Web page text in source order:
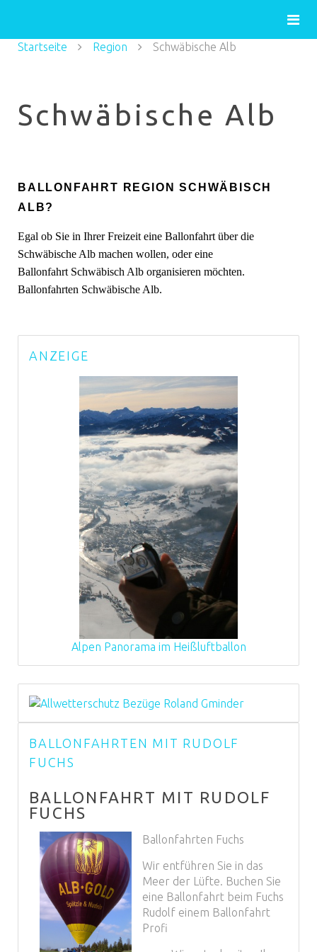
Startseite Region Schwäbische Alb
Schwäbische Alb
BALLONFAHRT REGION SCHWÄBISCH
ALB?
Egal ob Sie in Ihrer Freizeit eine Ballonfahrt über die
Schwäbische Alb machen wollen, oder eine
Ballonfahrt Schwäbisch Alb organisieren möchten.
Ballonfahrten Schwäbische Alb.
ANZEIGE
Alpen Panorama im Heißluftballon
BALLONFAHRTEN MIT RUDOLF
FUCHS
BALLONFAHRT MIT RUDOLF
FUCHS
Ballonfahrten Fuchs
Wir entführen Sie in das
Meer der Lüfte. Buchen Sie
eine Ballonfahrt beim Fuchs
Rudolf einem Ballonfahrt
Profi